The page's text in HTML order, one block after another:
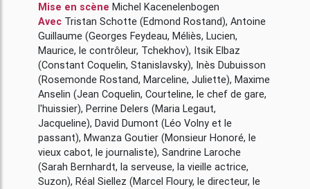
Mise en scène
Michel Kacenelenbogen
Avec Tristan Schotte (Edmond Rostand), Antoine
Guillaume (Georges Feydeau, Méliès, Lucien,
Maurice, le contrôleur, Tchekhov),
Itsik Elbaz
(Constant Coquelin, Stanislavsky), Inès Dubuisson
(Rosemonde Rostand, Marceline, Juliette), Maxime
Anselin (Jean Coquelin, Courteline, le chef de gare,
l'huissier), Perrine Delers (Maria Legaut,
Jacqueline), David Dumont (Léo Volny et le
passant), Mwanza Goutier (Monsieur Honoré, le
vieux cabot, le journaliste), Sandrine Laroche
(Sarah Bernhardt, la serveuse, la vieille actrice,
Suzon), Réal Siellez (Marcel Floury, le directeur, le